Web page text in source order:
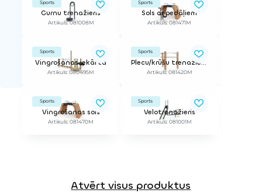
Sports
Gurnu trenažieris
Artikuls: 081008M
Sports
Sols ar pedāļiem
Artikuls: 081471M
Sports
Vingrošanas iekārta
Artikuls: 080495M
Sports
Plecu/krūšu trenažieris
Artikuls: 081420M
Sports
Vingrošanas sols
Artikuls: 081470M
Sports
Velotrenažieris
Artikuls: 081001M
Atvērt visus produktus